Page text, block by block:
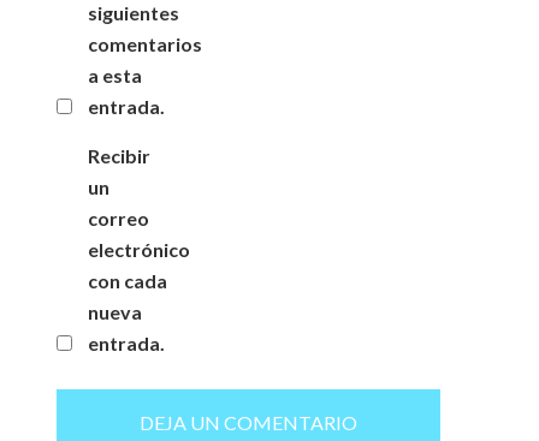
siguientes
comentarios
a esta
entrada.
Recibir
un
correo
electrónico
con cada
nueva
entrada.